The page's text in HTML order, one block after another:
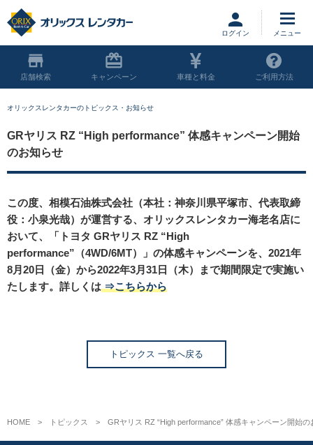
ログイン
店舗 キャンペーン 車種と料金 ご利用方法
オリックスレンタカーのトピックス・お知らせ
GRヤリス RZ “High performance” 体感キャンペーン開始
のお知らせ
この度、相模石油株式会社（本社：神奈川県平塚市、代表取締
役：小泉光哉）が運営する、オリックスレンタカー海老名店に
おいて、「トヨタ GRヤリス RZ “High
performance”（4WD/6MT）」の体感キャンペーンを、2021年
8月20日（金）から2022年3月31日（木）まで期間限定で実施い
たします。詳しくは⇒こちらから
トピックス 一覧へ戻る
HOME トピックス GRヤリス RZ “High performance” 体感キャンペーン開始の